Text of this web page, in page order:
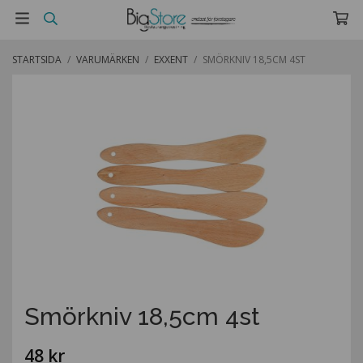
STARTSIDA / VARUMÄRKEN / EXXENT / SMÖRKNIV 18,5CM 4ST
Smörkniv 18,5cm 4st
48 kr